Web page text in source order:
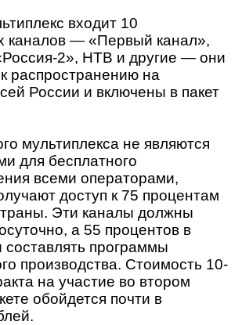
входит 10
каналов — «Первый канал»,
2», НТВ и другие — они
распространению на
России и включены в пакет
мультиплекса не являются
для бесплатного
всеми операторами,
доступ к 75 процентам
Эти каналы должны
а 55 процентов в
составлять программы
производства. Стоимость 10-
на участие во втором
обойдется почти в